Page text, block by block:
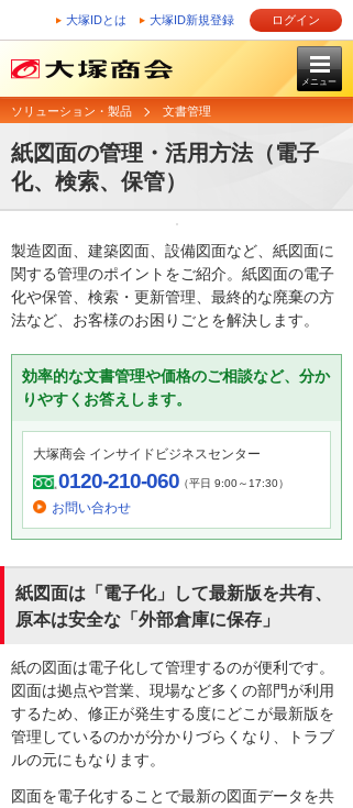
大塚IDとは 大塚ID新規登録 ログイン
メニュー
ソリューション・製品 文書管理
紙図面の管理・活用方法（電子
化、検索、保管）
製造図面、建築図面、設備図面など、紙図面に
関する管理のポイントをご紹介。紙図面の電子
化や保管、検索・更新管理、最終的な廃棄の方
法など、お客様のお困りごとを解決します。
効率的な文書管理や価格のご相談など、分か
りやすくお答えします。
大塚商会 インサイドビジネスセンター
0120-210-060（平日 9:00～17:30）
お問い合わせ
紙図面は「電子化」して最新版を共有、
原本は安全な「外部倉庫に保存」
紙の図面は電子化して管理するのが便利です。
図面は拠点や営業、現場など多くの部門が利用
するため、修正が発生する度にどこが最新版を
管理しているのかが分かりづらくなり、トラブ
ルの元にもなります。
図面を電子化することで最新の図面データを共